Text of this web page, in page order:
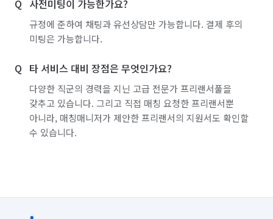
사전미팅이 가능한가요?
규정에 준하여 채팅과 유선상담만 가능합니다. 결제 후의
미팅은 가능합니다.
타 서비스 대비 장점은 무엇인가요?
다양한 직군의 경력을 지닌 고급 전문가 프리랜서풀을
갖추고 있습니다. 그리고 직접 매칭 요청한 프리랜서뿐
아니라, 매칭매니저가 제안한 프리랜서의 지원서도 확인할
수 있습니다.